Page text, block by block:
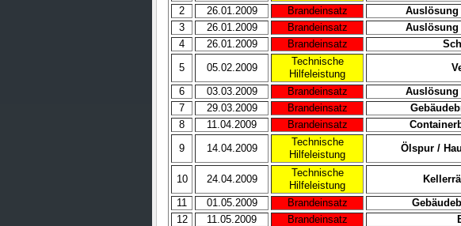
2 26.01.2009 Brandeinsatz Auslösung
3 26.01.2009 Brandeinsatz Auslösung
4 26.01.2009 Brandeinsatz
5 05.02.2009
Technische
Hilfeleistung
6 03.03.2009 Brandeinsatz Auslösung
7 29.03.2009 Brandeinsatz
8 11.04.2009 Brandeinsatz
9 14.04.2009
Technische
Hilfeleistung
Ölspur /
10 24.04.2009
Technische
Hilfeleistung
11 01.05.2009 Brandeinsatz
12 11.05.2009 Brandeinsatz